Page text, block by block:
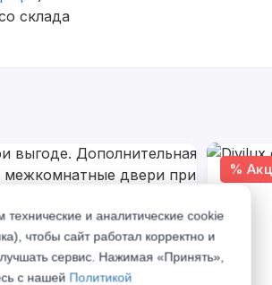
склада
%
и аналитические cookie
чтобы сайт работал корректно и
сервис. Нажимая «Принять»,
с нашей Политикой